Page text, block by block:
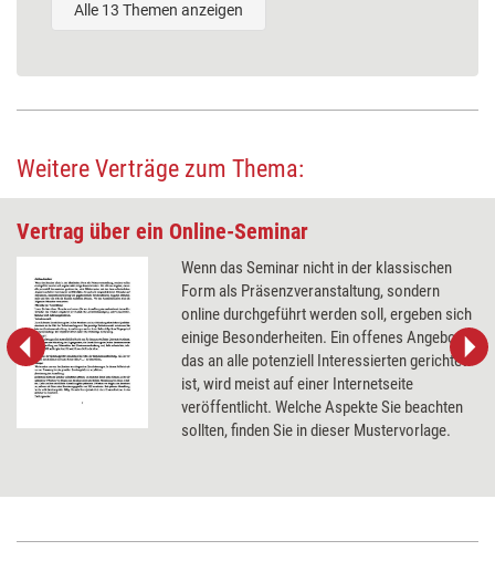
Alle 13 Themen anzeigen
Weitere Verträge zum Thema:
Vertrag über ein Online-Seminar
Wenn das Seminar nicht in der klassischen
Form als Präsenzveranstaltung, sondern
online durchgeführt werden soll, ergeben sich
einige Besonderheiten. Ein offenes Angebot,
das an alle potenziell Interessierten gerichtet
ist, wird meist auf einer Internetseite
veröffentlicht. Welche Aspekte Sie beachten
sollten, finden Sie in dieser Mustervorlage.